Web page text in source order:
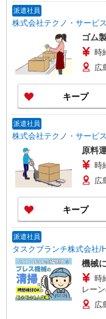
派遣社員
株式会社テクノ・サービ
ゴム
時
広
キープ
派遣社員
株式会社テクノ・サービ
原料
時
広
キープ
派遣社員
タスクブランチ株式会社/
機械
時
レー
広